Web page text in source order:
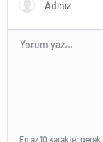
En az 10 karakter